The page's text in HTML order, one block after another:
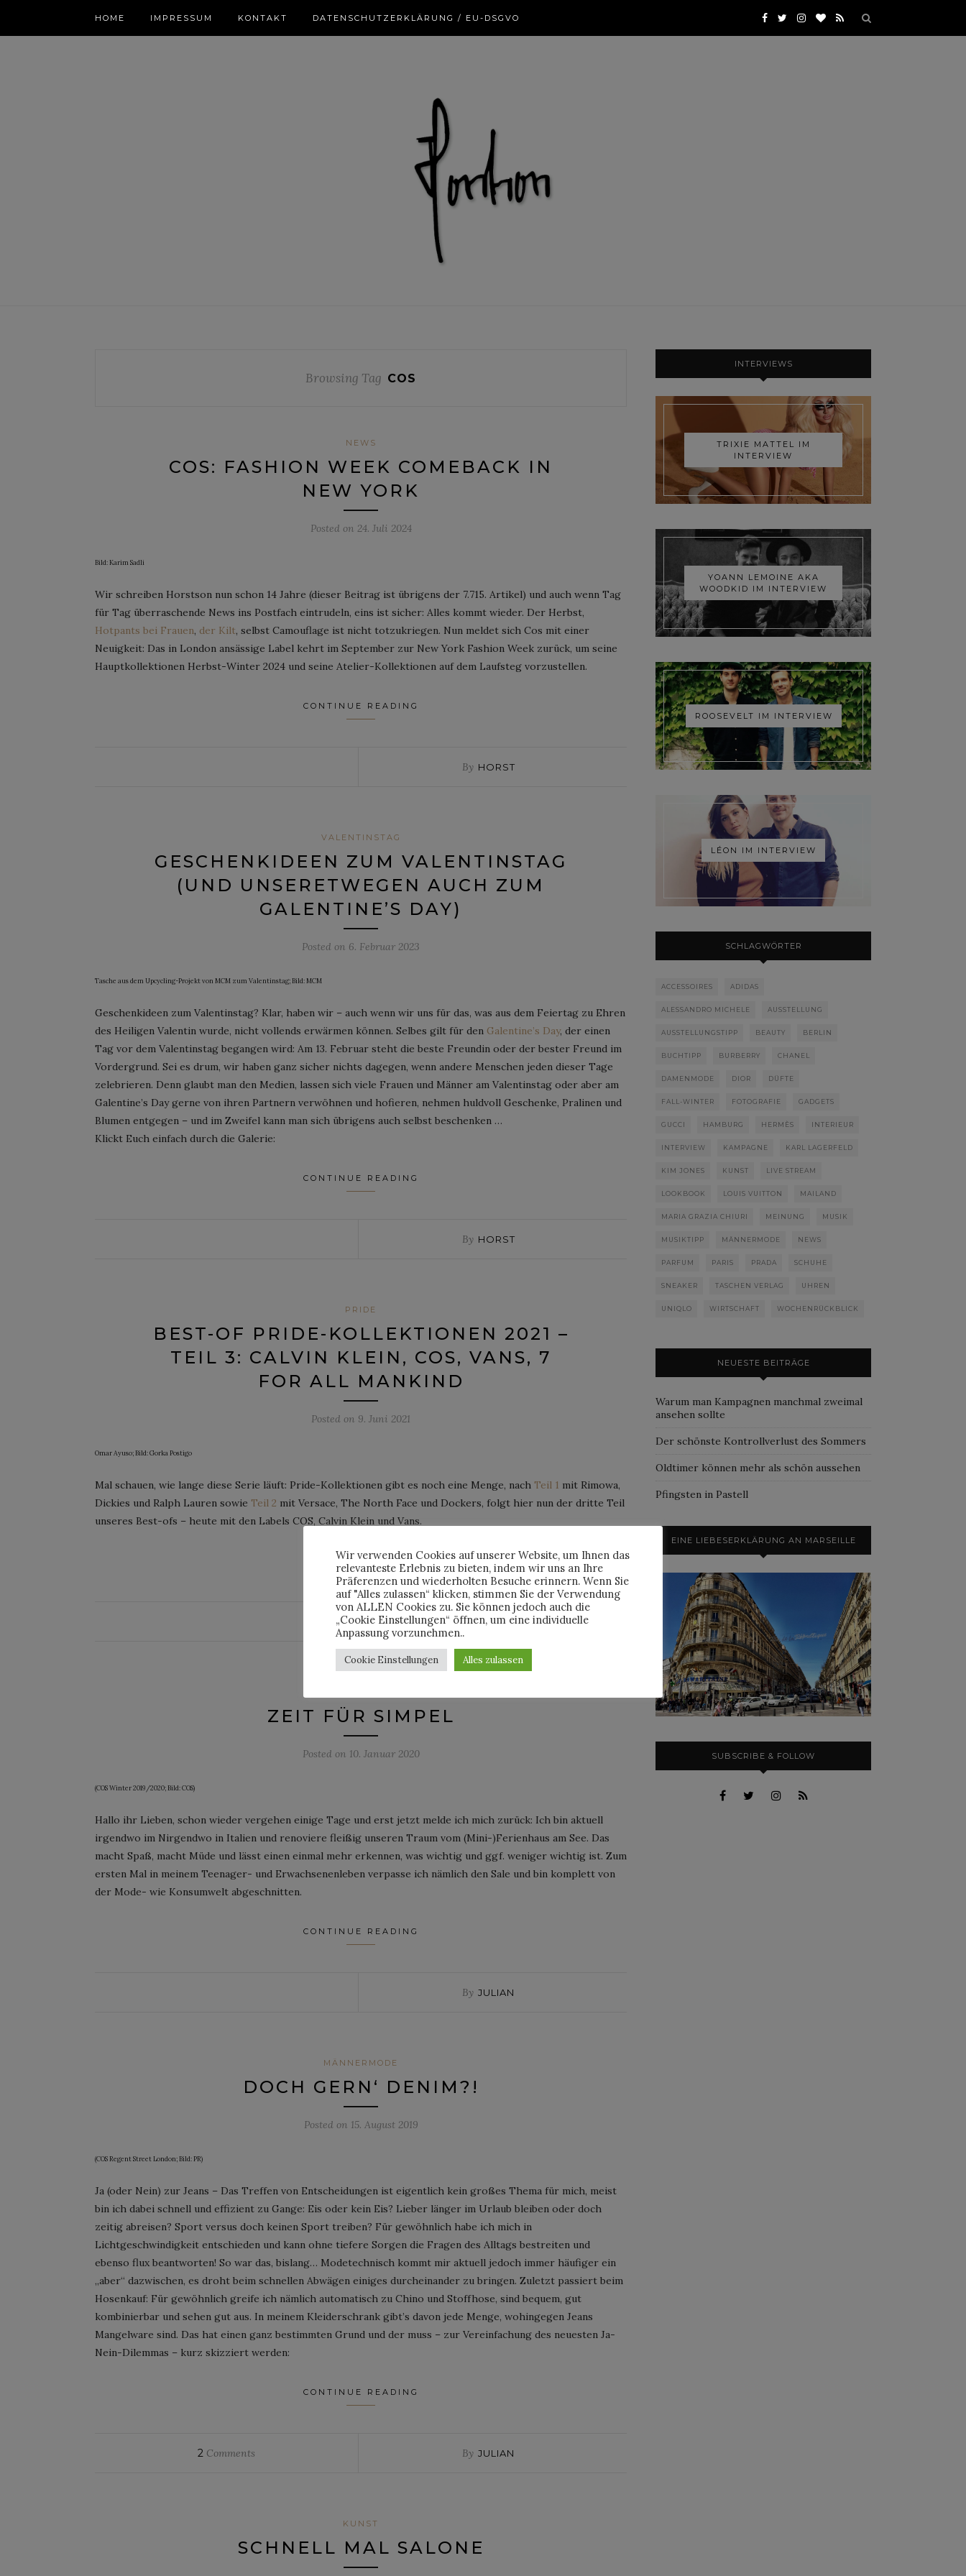
HOME IMPRESSUM KONTAKT DATENSCHUTZERKLÄRUNG / EU-DSGVO
Browsing Tag COS
NEWS
COS: FASHION WEEK COMEBACK IN
NEW YORK
Posted on 24. Juli 2024
Bild: Karim Sadli
Wir schreiben Horstson nun schon 14 Jahre (dieser Beitrag ist übrigens der 7.715. Artikel) und auch wenn Tag
für Tag überraschende News ins Postfach eintrudeln, eins ist sicher: Alles kommt wieder. Der Herbst,
Hotpants bei Frauen, der Kilt, selbst Camouflage ist nicht totzukriegen. Nun meldet sich Cos mit einer
Neuigkeit: Das in London ansässige Label kehrt im September zur New York Fashion Week zurück, um seine
Hauptkollektionen Herbst-Winter 2024 und seine Atelier-Kollektionen auf dem Laufsteg vorzustellen.
CONTINUE READING
By HORST
VALENTINSTAG
GESCHENKIDEEN ZUM VALENTINSTAG
(UND UNSERETWEGEN AUCH ZUM
GALENTINE’S DAY)
Posted on 6. Februar 2023
Tasche aus dem Upcycling-Projekt von MCM zum Valentinstag; Bild: MCM
Geschenkideen zum Valentinstag? Klar, haben wir – auch wenn wir uns für das, was aus dem Feiertag zu Ehren
des Heiligen Valentin wurde, nicht vollends erwärmen können. Selbes gilt für den Galentine’s Day, der einen
Tag vor dem Valentinstag begangen wird: Am 13. Februar steht die beste Freundin oder der bester Freund im
Vordergrund. Sei es drum, wir haben ganz sicher nichts dagegen, wenn andere Menschen jeden dieser Tage
zelebrieren. Denn glaubt man den Medien, lassen sich viele Frauen und Männer am Valentinstag oder aber am
Galentine’s Day gerne von ihren Partnern verwöhnen und hofieren, nehmen huldvoll Geschenke, Pralinen und
Blumen entgegen – und im Zweifel kann man sich übrigens auch selbst beschenken …
Klickt Euch einfach durch die Galerie:
CONTINUE READING
By HORST
PRIDE
BEST-OF PRIDE-KOLLEKTIONEN 2021 –
TEIL 3: CALVIN KLEIN, COS, VANS, 7
FOR ALL MANKIND
Posted on 9. Juni 2021
Omar Ayuso; Bild: Gorka Postigo
Mal schauen, wie lange diese Serie läuft: Pride-Kollektionen gibt es noch eine Menge, nach Teil 1 mit Rimowa,
Dickies und Ralph Lauren sowie Teil 2 mit Versace, The North Face und Dockers, folgt hier nun der dritte Teil
unseres Best-ofs – heute mit den Labels COS, Calvin Klein und Vans.
CONTINUE READING
By HORST
ZEIT FÜR SIMPEL
Posted on 10. Januar 2020
(COS Winter 2019/2020; Bild: COS)
Hallo ihr Lieben, schon wieder vergehen einige Tage und erst jetzt melde ich mich zurück: Ich bin aktuell
irgendwo im Nirgendwo in Italien und renoviere fleißig unseren Traum vom (Mini-)Ferienhaus am See. Das
macht Spaß, macht Müde und lässt einen einmal mehr erkennen, was wichtig und ggf. weniger wichtig ist. Zum
ersten Mal in meinem Teenager- und Erwachsenenleben verpasse ich nämlich den Sale und bin komplett von
der Mode- wie Konsumwelt abgeschnitten.
CONTINUE READING
By JULIAN
MÄNNERMODE
DOCH GERN‘ DENIM?!
Posted on 15. August 2019
(COS Regent Street London; Bild: PR)
Ja (oder Nein) zur Jeans – Das Treffen von Entscheidungen ist eigentlich kein großes Thema für mich, meist
bin ich dabei schnell und effizient zu Gange: Eis oder kein Eis? Lieber länger im Urlaub bleiben oder doch
zeitig abreisen? Sport versus doch keinen Sport treiben? Für gewöhnlich habe ich mich in
Lichtgeschwindigkeit entschieden und kann ohne tiefere Sorgen die Fragen des Alltags bestreiten und
ebenso flux beantworten! So war das, bislang… Modetechnisch kommt mir aktuell jedoch immer häufiger ein
„aber“ dazwischen, es droht beim schnellen Abwägen einiges durcheinander zu bringen. Zuletzt passiert beim
Hosenkauf: Für gewöhnlich greife ich nämlich automatisch zu Chino und Stoffhose, sind bequem, gut
kombinierbar und sehen gut aus. In meinem Kleiderschrank gibt’s davon jede Menge, wohingegen Jeans
Mangelware sind. Das hat einen ganz bestimmten Grund und der muss – zur Vereinfachung des neuesten Ja-
Nein-Dilemmas – kurz skizziert werden:
CONTINUE READING
2 Comments By JULIAN
KUNST
SCHNELL MAL SALONE
INTERVIEWS
TRIXIE MATTEL IM
INTERVIEW
YOANN LEMOINE AKA
WOODKID IM INTERVIEW
ROOSEVELT IM INTERVIEW
LÉON IM INTERVIEW
SCHLAGWÖRTER
ACCESSOIRES ADIDAS
ALESSANDRO MICHELE AUSSTELLUNG
AUSSTELLUNGSTIPP BEAUTY BERLIN
BUCHTIPP BURBERRY CHANEL
DAMENMODE DIOR DÜFTE
FALL-WINTER FOTOGRAFIE GADGETS
GUCCI HAMBURG HERMÈS INTERIEUR
INTERVIEW KAMPAGNE KARL LAGERFELD
KIM JONES KUNST LIVE STREAM
LOOKBOOK LOUIS VUITTON MAILAND
MARIA GRAZIA CHIURI MEINUNG MUSIK
MUSIKTIPP MÄNNERMODE NEWS
PARFUM PARIS PRADA SCHUHE
SNEAKER TASCHEN VERLAG UHREN
UNIQLO WIRTSCHAFT WOCHENRÜCKBLICK
NEUESTE BEITRÄGE
Warum man Kampagnen manchmal zweimal
ansehen sollte
Der schönste Kontrollverlust des Sommers
Oldtimer können mehr als schön aussehen
Pfingsten in Pastell
EINE LIEBESERKLÄRUNG AN MARSEILLE
SUBSCRIBE & FOLLOW
Wir verwenden Cookies auf unserer Website, um Ihnen das
relevanteste Erlebnis zu bieten, indem wir uns an Ihre
Präferenzen und wiederholten Besuche erinnern. Wenn Sie
auf "Alles zulassen“ klicken, stimmen Sie der Verwendung
von ALLEN Cookies zu. Sie können jedoch auch die
„Cookie Einstellungen“ öffnen, um eine individuelle
Anpassung vorzunehmen..
Cookie Einstellungen Alles zulassen